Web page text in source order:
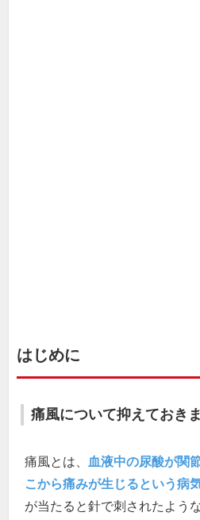
はじめに
痛風について抑えておき
痛風とは、
血液中の尿酸が関
こから痛みが生じるという病
が当たると針で刺されたよう